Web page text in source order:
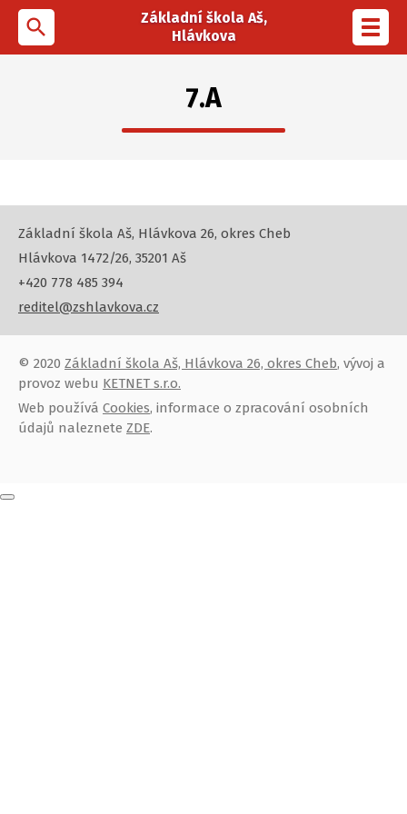
search
Základní škola Aš,
Hlávkova
7.A
Základní škola Aš, Hlávkova 26, okres Cheb
Hlávkova 1472/26, 35201 Aš
+420 778 485 394
reditel@zshlavkova.cz
© 2020 Základní škola Aš, Hlávkova 26, okres Cheb, vývoj a
provoz webu KETNET s.r.o.
Web používá Cookies, informace o zpracování osobních
údajů naleznete ZDE.